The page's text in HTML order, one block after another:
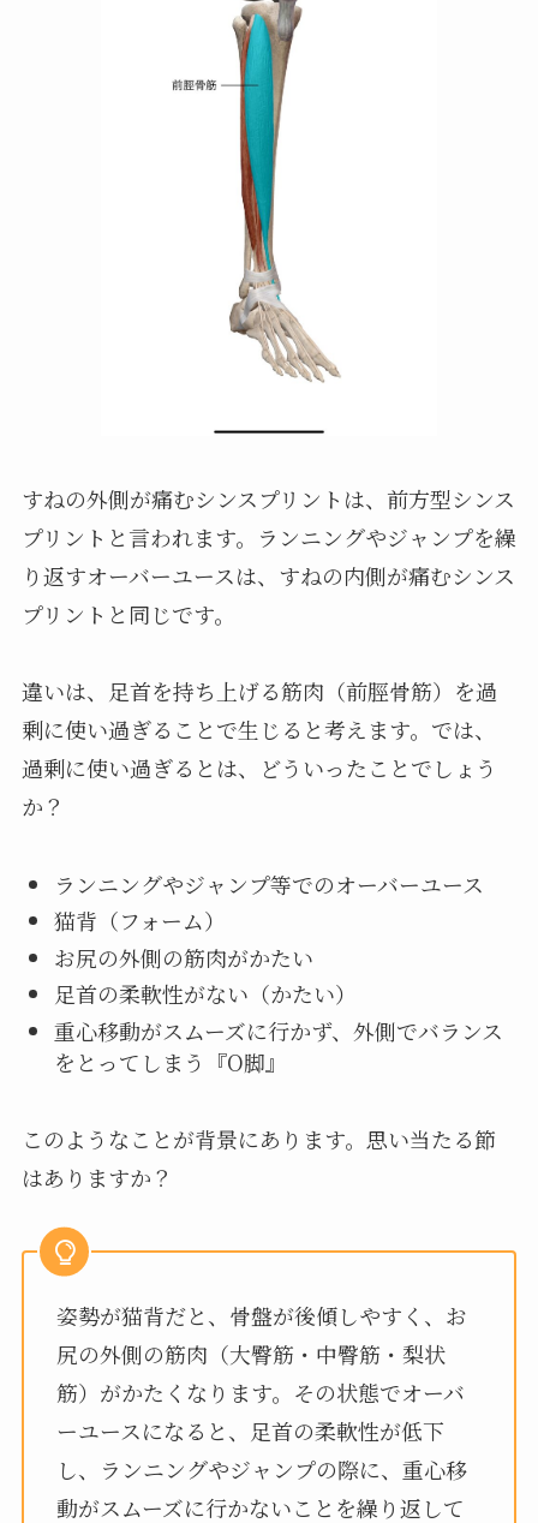
すねの外側が痛むシンスプリントは、前方型シンス
プリントと言われます。ランニングやジャンプを繰
り返すオーバーユースは、すねの内側が痛むシンス
プリントと同じです。
違いは、足首を持ち上げる筋肉（前脛骨筋）を過
剰に使い過ぎることで生じると考えます。では、
過剰に使い過ぎるとは、どういったことでしょう
か？
ランニングやジャンプ等でのオーバーユース
猫背（フォーム）
お尻の外側の筋肉がかたい
足首の柔軟性がない（かたい）
重心移動がスムーズに行かず、外側でバランス
をとってしまう『O脚』
このようなことが背景にあります。思い当たる節
はありますか？
姿勢が猫背だと、骨盤が後傾しやすく、お
尻の外側の筋肉（大臀筋・中臀筋・梨状
筋）がかたくなります。その状態でオーバ
ーユースになると、足首の柔軟性が低下
し、ランニングやジャンプの際に、重心移
動がスムーズに行かないことを繰り返して